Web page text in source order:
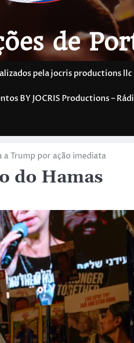
de
pela jocris productions llc
BY JOCRIS Productions –
a Trump por ação imediata
do Hamas